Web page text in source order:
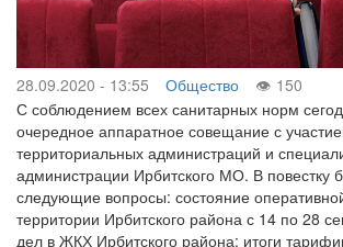
28.09.2020 - 13:55 Общество
150
С соблюдением всех санитарных норм
очередное аппаратное совещание с
территориальных администраций и
администрации Ирбитского МО. В повестку
следующие вопросы: состояние
территории Ирбитского района с 14 по 28
дел в ЖКХ Ирбитского района; итоги